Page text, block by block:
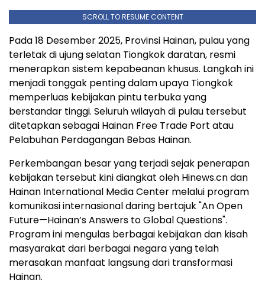
SCROLL TO RESUME CONTENT
Pada 18 Desember 2025, Provinsi Hainan, pulau yang
terletak di ujung selatan Tiongkok daratan, resmi
menerapkan sistem kepabeanan khusus. Langkah ini
menjadi tonggak penting dalam upaya Tiongkok
memperluas kebijakan pintu terbuka yang
berstandar tinggi. Seluruh wilayah di pulau tersebut
ditetapkan sebagai Hainan Free Trade Port atau
Pelabuhan Perdagangan Bebas Hainan.
Perkembangan besar yang terjadi sejak penerapan
kebijakan tersebut kini diangkat oleh Hinews.cn dan
Hainan International Media Center melalui program
komunikasi internasional daring bertajuk "An Open
Future—Hainan’s Answers to Global Questions".
Program ini mengulas berbagai kebijakan dan kisah
masyarakat dari berbagai negara yang telah
merasakan manfaat langsung dari transformasi
Hainan.